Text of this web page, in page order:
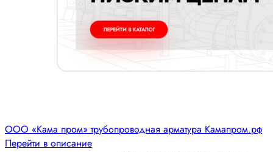
ООО «Кама пром» трубопроводная арматура Камапром.рф
Перейти в описание